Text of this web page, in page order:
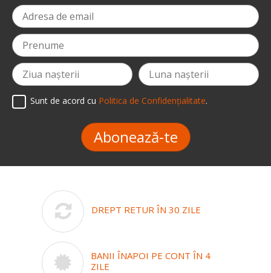
Sunt de acord cu Politica de Confidențialitate.
Abonează-te
DREPT RETUR ÎN 30 ZILE
BANII ÎNAPOI PE CONT ÎN 4
ZILE